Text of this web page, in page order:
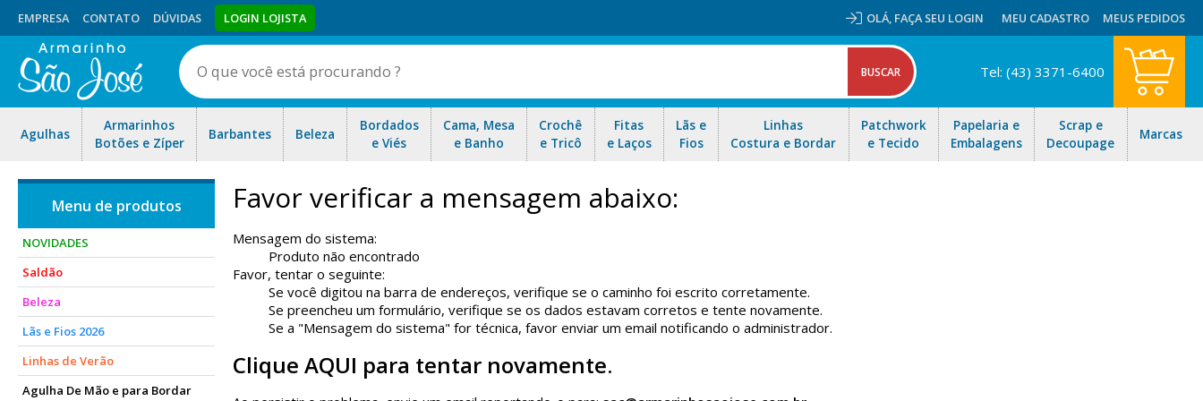
OLÁ, FAÇA SEU LOGIN
EMPRESA CONTATO DÚVIDAS LOGIN LOJISTA MEU CADASTRO MEUS PEDIDOS
Agulhas
Armarinhos
Botões e Zíper
Barbantes Beleza
Bordados
e Viés
Cama, Mesa
e Banho
Crochê
e Tricô
Fitas
e Laços
Lãs e
Fios
Linhas
Costura e Bordar
Patchwork
e Tecido
Papelaria e
Embalagens
Scrap e
Decoupage
Marcas
Tel: (43) 3371-6400
NOVIDADES
Saldão
Beleza
Lãs e Fios 2026
Linhas de Verão
Agulha De Mão e para Bordar
Favor verificar a mensagem abaixo:
Mensagem do sistema:
Produto não encontrado
Favor, tentar o seguinte:
Se você digitou na barra de endereços, verifique se o caminho foi escrito corretamente.
Se preencheu um formulário, verifique se os dados estavam corretos e tente novamente.
Se a "Mensagem do sistema" for técnica, favor enviar um email notificando o administrador.
Clique AQUI para tentar novamente.